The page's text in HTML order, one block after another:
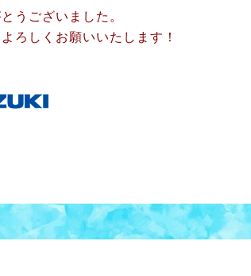
うございました。
ろしくお願いいたします！